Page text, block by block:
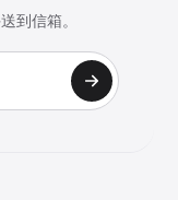
到信箱。